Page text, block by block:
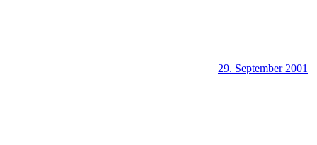
29. September 2001